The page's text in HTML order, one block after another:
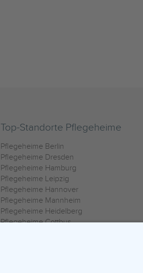
Top-Standorte Pflegeheime
Pflegeheime Berlin
Pflegeheime Dresden
Pflegeheime Hamburg
Pflegeheime Leipzig
Pflegeheime Hannover
Pflegeheime Mannheim
Pflegeheime Heidelberg
Pflegeheime Cottbus